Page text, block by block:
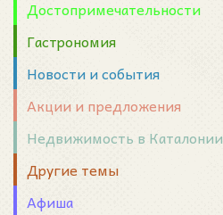
Достопримечательности
Гастрономия
Новости и события
Акции и предложения
Недвижимость в Каталонии
Другие темы
Афиша